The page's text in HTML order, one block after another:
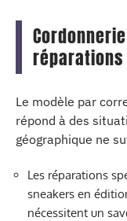
Le modèle par
répond à des
géographique ne
Les réparations
sneakers en
nécessitent un